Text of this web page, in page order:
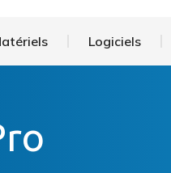
Logiciels